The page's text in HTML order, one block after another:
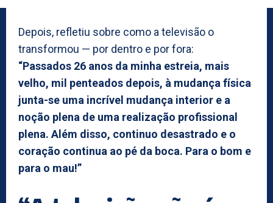
Depois, refletiu sobre como a televisão o
transformou — por dentro e por fora:
“Passados 26 anos da minha estreia, mais
velho, mil penteados depois, à mudança física
junta-se uma incrível mudança interior e a
noção plena de uma realização profissional
plena. Além disso, continuo desastrado e o
coração continua ao pé da boca. Para o bom e
para o mau!”